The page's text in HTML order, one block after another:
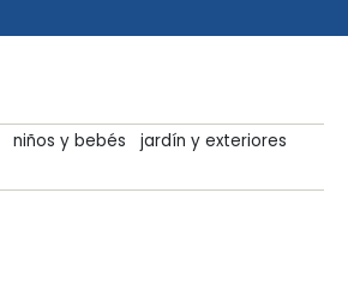
niños y bebés
jardín y exteriores